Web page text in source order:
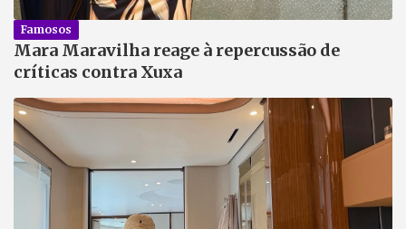
Famosos
Mara Maravilha reage à repercussão de
críticas contra Xuxa